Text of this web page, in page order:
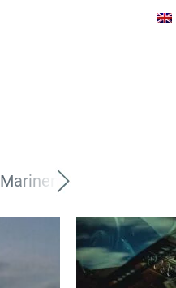
Marinen aus aller Welt